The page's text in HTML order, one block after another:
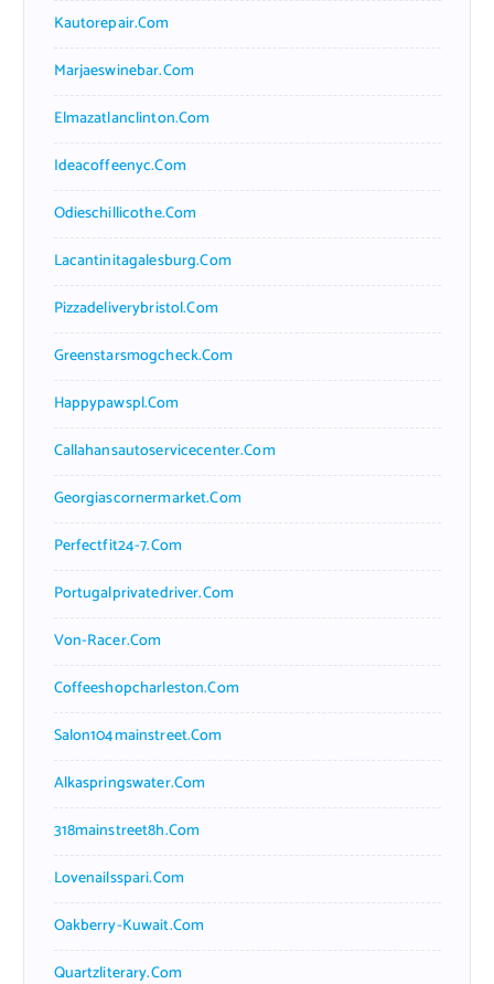
Kautorepair.com
Marjaeswinebar.com
Elmazatlanclinton.com
Ideacoffeenyc.com
Odieschillicothe.com
Lacantinitagalesburg.com
Pizzadeliverybristol.com
Greenstarsmogcheck.com
Happypawspl.com
Callahansautoservicecenter.com
Georgiascornermarket.com
Perfectfit24-7.com
Portugalprivatedriver.com
Von-Racer.com
Coffeeshopcharleston.com
Salon104mainstreet.com
Alkaspringswater.com
318mainstreet8h.com
Lovenailsspari.com
Oakberry-Kuwait.com
Quartzliterary.com